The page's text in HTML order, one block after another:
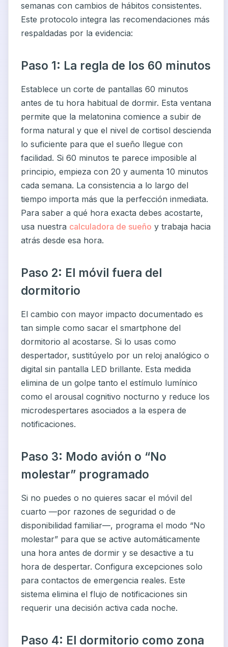
semanas con cambios de hábitos consistentes.
Este protocolo integra las recomendaciones más
respaldadas por la evidencia:
Paso 1: La regla de los 60 minutos
Establece un corte de pantallas 60 minutos
antes de tu hora habitual de dormir. Esta ventana
permite que la melatonina comience a subir de
forma natural y que el nivel de cortisol descienda
lo suficiente para que el sueño llegue con
facilidad. Si 60 minutos te parece imposible al
principio, empieza con 20 y aumenta 10 minutos
cada semana. La consistencia a lo largo del
tiempo importa más que la perfección inmediata.
Para saber a qué hora exacta debes acostarte,
usa nuestra calculadora de sueño y trabaja hacia
atrás desde esa hora.
Paso 2: El móvil fuera del
dormitorio
El cambio con mayor impacto documentado es
tan simple como sacar el smartphone del
dormitorio al acostarse. Si lo usas como
despertador, sustitúyelo por un reloj analógico o
digital sin pantalla LED brillante. Esta medida
elimina de un golpe tanto el estímulo lumínico
como el arousal cognitivo nocturno y reduce los
microdespertares asociados a la espera de
notificaciones.
Paso 3: Modo avión o “No
molestar” programado
Si no puedes o no quieres sacar el móvil del
cuarto —por razones de seguridad o de
disponibilidad familiar—, programa el modo “No
molestar” para que se active automáticamente
una hora antes de dormir y se desactive a tu
hora de despertar. Configura excepciones solo
para contactos de emergencia reales. Este
sistema elimina el flujo de notificaciones sin
requerir una decisión activa cada noche.
Paso 4: El dormitorio como zona